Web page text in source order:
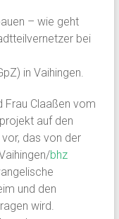
– wie geht
bei
in Vaihingen.
Frau Claaßen vom
auf den
das von der
bhz
und den
wird.